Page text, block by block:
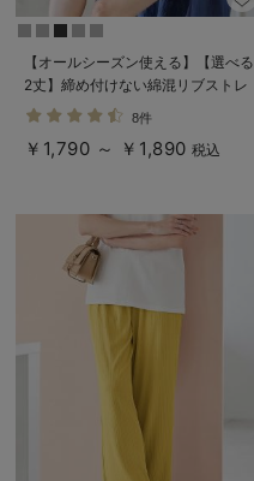
【オールシーズン使える】【選べる
2丈】締め付けない綿混リブストレ
ートレギンス【産後まで長く使え
8件
￥1,790 ～ ￥1,890 税込